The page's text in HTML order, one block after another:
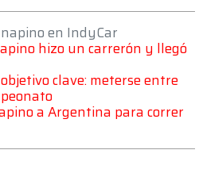
en IndyCar
hizo un carrerón y llegó
clave: meterse entre
a Argentina para correr